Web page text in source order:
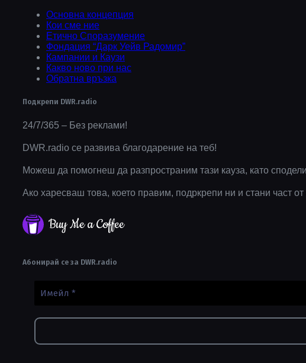
Основна концепция
Кои сме ние
Етично Споразумение
Фондация “Дарк Уейв Радомир”
Кампании и Каузи
Какво ново при нас
Обратна връзка
Подкрепи DWR.radio
24/7/365 – Без реклами!
DWR.radio се развива благодарение на теб!
Можеш да помогнеш да разпространим тази кауза, като
Ако харесваш това, което правим, подркрепи ни и стани част
Buy Me a Coffee
Абонирай се за DWR.radio